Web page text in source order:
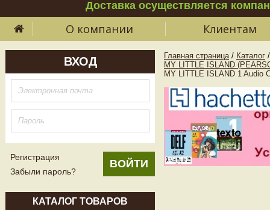
Доставка осуществляется
О компании Клиентам
ВХОД
Регистрация
Забыли пароль?
КАТАЛОГ ТОВАРОВ
Главная страница / Каталог /
MY LITTLE ISLAND
MY LITTLE ISLAND 1 Audio